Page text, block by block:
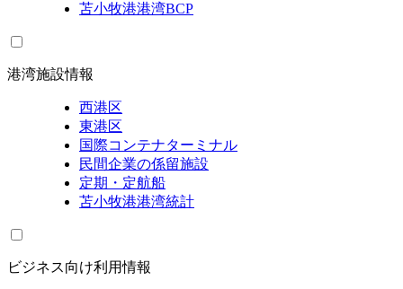
苫小牧港港湾BCP
港湾施設情報
西港区
東港区
国際コンテナターミナル
民間企業の係留施設
定期・定航船
苫小牧港港湾統計
ビジネス向け利用情報